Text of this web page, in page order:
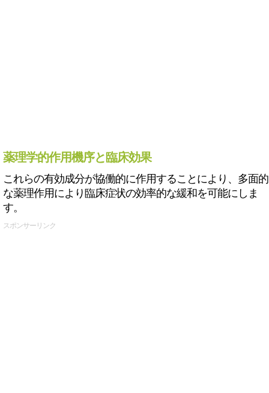
薬理学的作用機序と臨床効果
これらの有効成分が協働的に作用することにより、多面的
な薬理作用により臨床症状の効率的な緩和を可能にしま
す。
スポンサーリンク